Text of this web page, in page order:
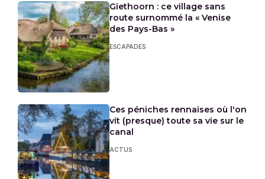
Giethoorn : ce village sans
route surnommé la « Venise
des Pays-Bas »
ESCAPADES
Ces péniches rennaises où l'on
vit (presque) toute sa vie sur le
canal
ACTUS